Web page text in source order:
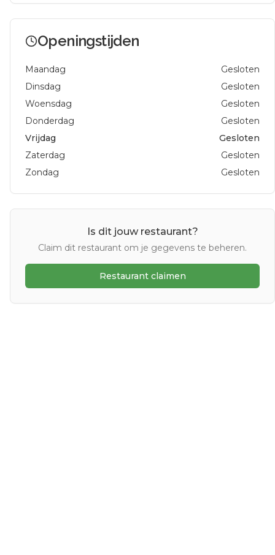
Openingstijden
Maandag
Gesloten
Dinsdag
Gesloten
Woensdag
Gesloten
Donderdag
Gesloten
Vrijdag
Gesloten
Zaterdag
Gesloten
Zondag
Gesloten
Is dit jouw restaurant?
Claim dit restaurant om je gegevens te beheren.
Restaurant claimen